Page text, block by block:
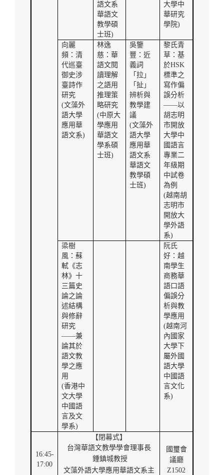
語文系
華語文
教學碩
士班)
大學中
華研究
學院)
向麗
頻：清
代巡臺
御史涉
臺詩作
研究
(文藻外
語大學
應用華
語文系)
林逸
慈：華
語文閱
讀理解
之語用
推理策
略研究
(中原大
學應用
華語文
學系碩
士班)
吳鑒
豐：近
義詞
「拉」
「扯」
辨析與
教學建
議
(文藻外
語大學
應用華
語文系
華語文
教學碩
士班)
黎氏青
草：基
於HSK
標準之
寫作偏
誤分析
——以
胡志明
市開放
大學中
國語言
專業二
年級期
中試卷
為例
(越南胡
志明市
開放大
學外語
系)
梁樹
風：蘇
軾《志
林》十
三篇史
論之論
述結構
與修辭
研究
——兼
論其於
語文教
學之應
用
(香港中
文大學
中國語
言及文
學系)
阮氏
好：越
南學生
商務華
語口語
偏誤分
析與教
學應用
(越南河
內國家
大學下
屬外國
語大學
中國語
言文化
系)
16:45-
17:00
【閉幕式】
台灣華語文教學學會理事長
鍾鎮城教授
文藻外語大學應用華語文系主
國璽會
議廳
Z1502